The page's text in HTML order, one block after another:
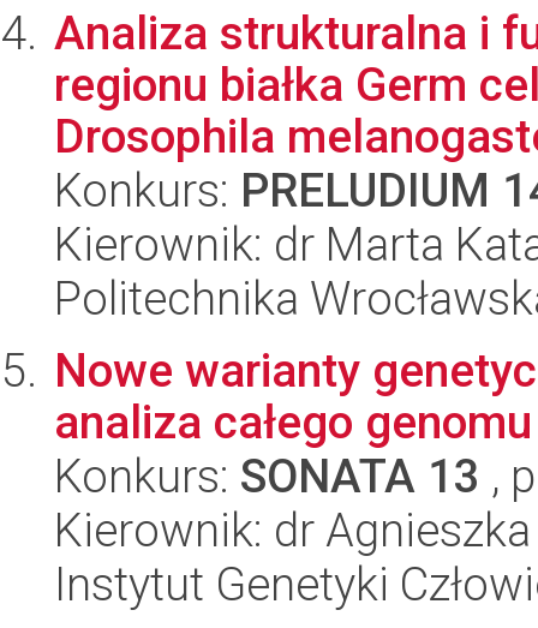
Analiza strukturalna i
regionu białka Germ
Drosophila
Konkurs: PRELUDIUM
Kierownik: dr Marta
Politechnika
Nowe warianty
analiza całego
Konkurs: SONATA 13 ,
Kierownik: dr
Instytut Genetyki